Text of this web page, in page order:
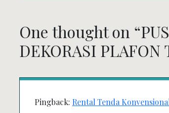
One thought on “
DEKORASI PLAFON
Pingback: Rental Tenda